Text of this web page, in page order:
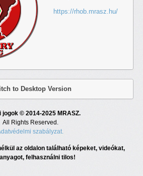
https://rhob.mrasz.hu/
to Desktop Version
jogok © 2014-2025 MRASZ.
All Rights Reserved.
szabályzat.
az oldalon található képeket, videókat,
felhasználni tilos!